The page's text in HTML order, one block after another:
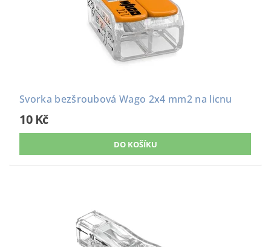
Svorka bezšroubová Wago 2x4 mm2 na licnu
10 Kč